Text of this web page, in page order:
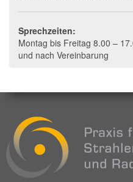
Sprechzeiten:
Montag bis Freitag 8.00 –
und nach Vereinbarung